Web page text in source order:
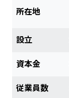
所在地
設立
資本金
従業員数